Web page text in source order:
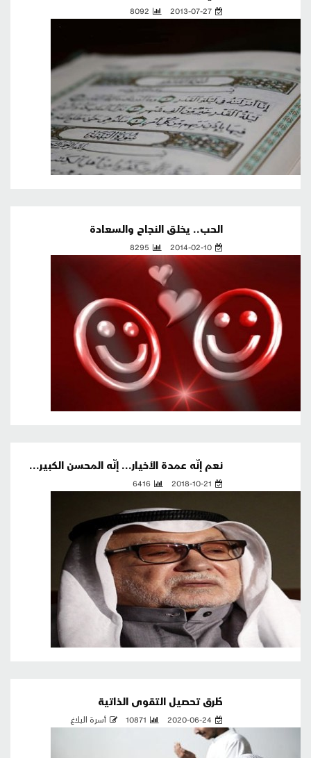
2013-07-27
8092
الحب.. يخلق النجاح والسعادة
2014-02-10
8295
نعم إنّه عمدة الأخيار... إنّه المحسن الكبير...
2018-10-21
6416
طُرق تحصيل التقوى الذاتية
2020-06-24
10871 أسرة البلاغ